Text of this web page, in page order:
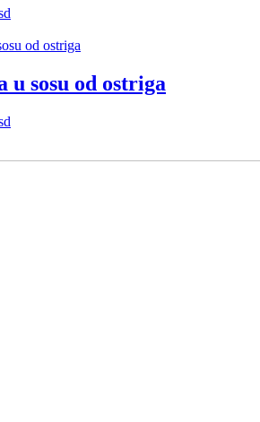
od
1.150 rsd
u sosu od ostriga